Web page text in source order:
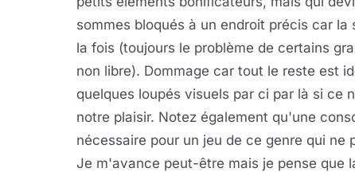
sommes bloqués à un endroit précis car
la fois (toujours le problème de certains
non libre). Dommage car tout le reste est
quelques loupés visuels par ci par là si ce
notre plaisir. Notez également qu'une
nécessaire pour un jeu de ce genre qui
Je m'avance peut-être mais je pense que